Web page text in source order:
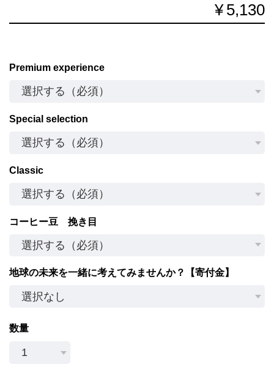
¥5,130
Premium experience
Special selection
Classic
コーヒー豆 挽き目
地球の未来を一緒に考えてみませんか？【寄付金】
数量